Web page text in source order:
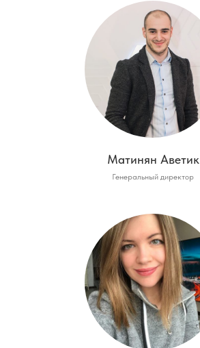
Матинян Аветик
Генеральный директор